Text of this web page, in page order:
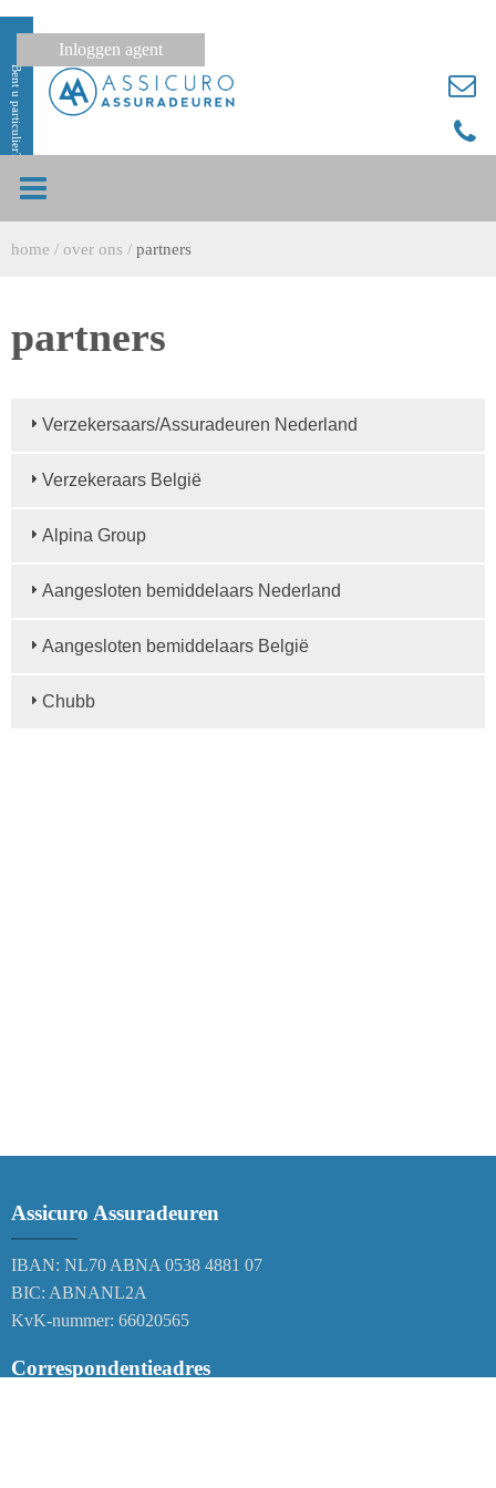
Bent u particulier?
Inloggen agent
home / over ons / partners
partners
Verzekersaars/Assuradeuren Nederland
Verzekeraars België
Alpina Group
Aangesloten bemiddelaars Nederland
Aangesloten bemiddelaars België
Chubb
Assicuro Assuradeuren
IBAN: NL70 ABNA 0538 4881 07
BIC: ABNANL2A
KvK-nummer: 66020565
Correspondentieadres